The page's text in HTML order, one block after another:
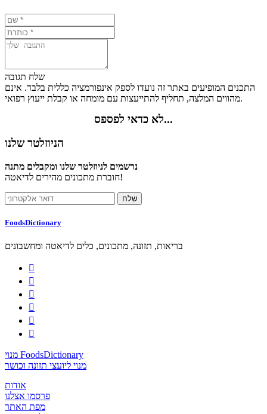
שלח תגובה
התכנים המופיעים באתר זה נועדו לספק אינפורמציה כללית בלבד. אינם
מהווים המלצה, תחליף להתייעצות עם מומחה או קבלת ייעוץ רפואי.
לא כדאי לפספס...
הניוזלטר שלנו
נרשמים לניוזלטר שלנו ומקבלים מתנה
חוברת מתכונים מהירים לדיאטה!
FoodsDictionary
בריאות, תזונה, מתכונים, כלים לדיאטה ומחשבונים






מנוי FoodsDictionary
מנוי ליועצי תזונה וכושר
אודות
פרסמו אצלנו
מפת האתר